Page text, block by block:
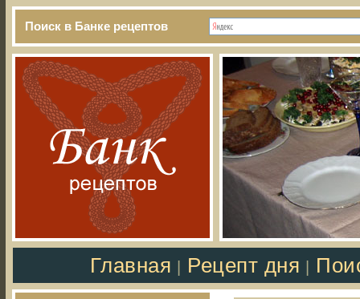
Поиск в Банке рецептов
Главная Рецепт дня